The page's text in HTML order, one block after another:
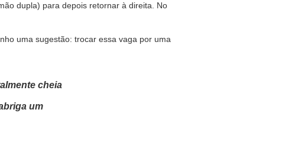
dupla) para depois retornar à direita. No
uma sugestão: trocar essa vaga por uma
cheia
um